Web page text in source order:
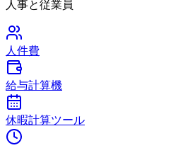
人事と従業員
人件費
給与計算機
休暇計算ツール